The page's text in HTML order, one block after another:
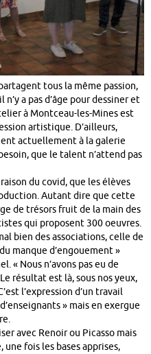
tous la même passion,
a pas d’âge pour dessiner et
à Montceau-les-Mines est
artistique. D’ailleurs,
actuellement à la galerie
que le talent n’attend pas
du covid, que les élèves
Autant dire que cette
de trésors fruit de la main des
qui proposent 300 oeuvres.
bien des associations, celle de
manque d’engouement »
« Nous n’avons pas eu de
résultat est là, sous nos yeux,
l’expression d’un travail
» mais en exergue
avec Renoir ou Picasso mais
une fois les bases apprises,